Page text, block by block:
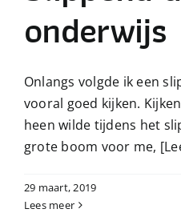
onderwijs
Onlangs volgde ik een
vooral goed kijken.
heen wilde tijdens het
grote boom voor me,
29 maart, 2019
Lees meer